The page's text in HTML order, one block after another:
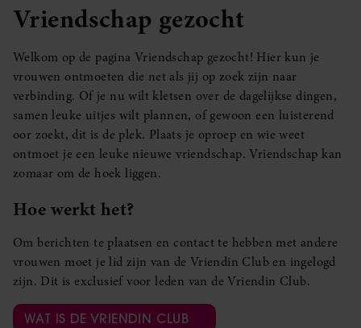
Vriendschap gezocht
Welkom op de pagina Vriendschap gezocht! Hier kun je
vrouwen ontmoeten die net als jij op zoek zijn naar
verbinding. Of je nu wilt kletsen over de dagelijkse dingen,
samen leuke uitjes wilt plannen, of gewoon een luisterend
oor zoekt, dit is de plek. Plaats je oproep en wie weet
ontmoet je een leuke nieuwe vriendschap. Vriendschap kan
zomaar om de hoek liggen.
Hoe werkt het?
Om berichten te plaatsen en contact te hebben met andere
vrouwen moet je lid zijn van de Vriendin Club en ingelogd
zijn. Dit is exclusief voor leden van de Vriendin Club.
WAT IS DE VRIENDIN CLUB